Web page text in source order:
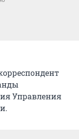
Управления